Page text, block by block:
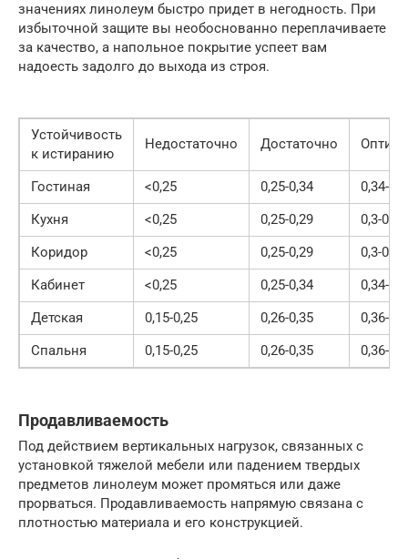
значениях линолеум быстро придет в негодность. При
избыточной защите вы необоснованно переплачиваете
за качество, а напольное покрытие успеет вам
надоесть задолго до выхода из строя.
Устойчивость
к истиранию
Недостаточно Достаточно
Гостиная <0,25 0,25-0,34
0,34-
Кухня
<0,25 0,25-0,29
0,3-0,45
Коридор
<0,25 0,25-0,29
0,3-0,45
Кабинет
<0,25 0,25-0,34
0,34-
Детская
0,15-0,25 0,26-0,35
0,36-0,5
Спальня
0,15-0,25 0,26-0,35 0,36-0,5
Продавливаемость
Под действием вертикальных нагрузок, связанных с
установкой тяжелой мебели или падением твердых
предметов линолеум может промяться или даже
прорваться. Продавливаемость напрямую связана с
плотностью материала и его конструкцией.